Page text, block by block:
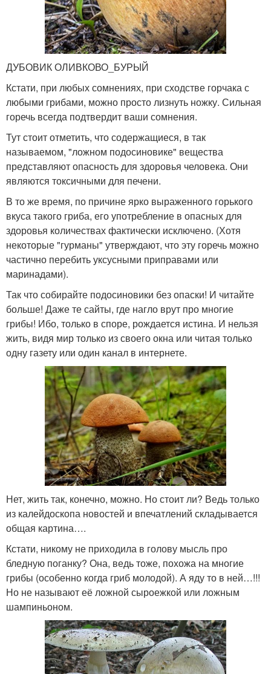
ДУБОВИК ОЛИВКОВО_БУРЫЙ
Кстати, при любых сомнениях, при сходстве горчака с
любыми грибами, можно просто лизнуть ножку. Сильная
горечь всегда подтвердит ваши сомнения.
Тут стоит отметить, что содержащиеся, в так
называемом, "ложном подосиновике" вещества
представляют опасность для здоровья человека. Они
являются токсичными для печени.
В то же время, по причине ярко выраженного горького
вкуса такого гриба, его употребление в опасных для
здоровья количествах фактически исключено. (Хотя
некоторые "гурманы" утверждают, что эту горечь можно
частично перебить уксусными приправами или
маринадами).
Так что собирайте подосиновики без опаски! И читайте
больше! Даже те сайты, где нагло врут про многие
грибы! Ибо, только в споре, рождается истина. И нельзя
жить, видя мир только из своего окна или читая только
одну газету или один канал в интернете.
Нет, жить так, конечно, можно. Но стоит ли? Ведь только
из калейдоскопа новостей и впечатлений складывается
общая картина….
Кстати, никому не приходила в голову мысль про
бледную поганку? Она, ведь тоже, похожа на многие
грибы (особенно когда гриб молодой). А яду то в ней…!!!
Но не называют её ложной сыроежкой или ложным
шампиньоном.